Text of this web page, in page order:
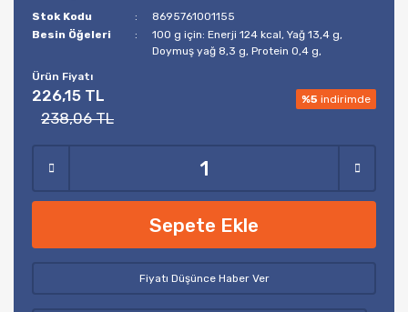
Stok Kodu
8695761001155
Besin Öğeleri
100 g için: Enerji 124 kcal, Yağ 13,4 g,
Doymuş yağ 8,3 g, Protein 0,4 g,
Ürün Fiyatı
226,15 TL
238,06 TL
%5 indirimde
Sepete Ekle
Fiyatı Düşünce Haber Ver